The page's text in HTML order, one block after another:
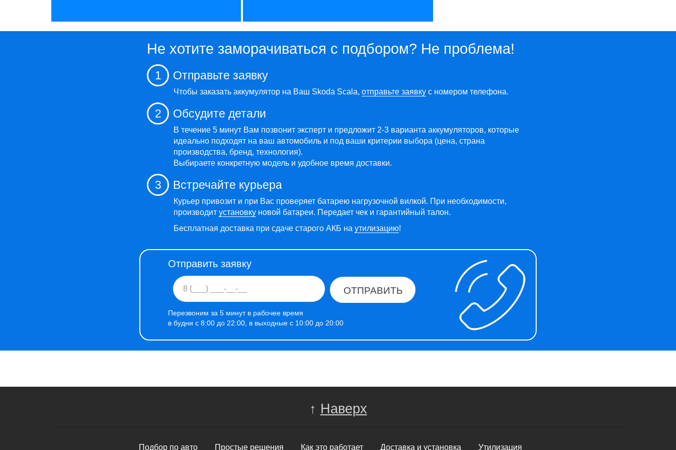
Не хотите заморачиваться с подбором? Не проблема!
1 Отправьте заявку
Чтобы заказать аккумулятор на Ваш Skoda Scala, отправьте заявку с номером телефона.
2 Обсудите детали
В течение 5 минут Вам позвонит эксперт и предложит 2-3 варианта аккумуляторов, которые
идеально подходят на ваш автомобиль и под ваши критерии выбора (цена, страна
производства, бренд, технология).
Выбираете конкретную модель и удобное время доставки.
3 Встречайте курьера
Курьер привозит и при Вас проверяет батарею нагрузочной вилкой. При необходимости,
производит установку новой батареи. Передает чек и гарантийный талон.
Бесплатная доставка при сдаче старого АКБ на утилизацию!
Отправить заявку
ОТПРАВИТЬ
Перезвоним за 5 минут в рабочее время
в будни с 8:00 до 22:00, в выходные с 10:00 до 20:00
↑ Наверх
Подбор по авто Простые решения Как это работает Доставка и установка Утилизация